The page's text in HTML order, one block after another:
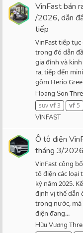
VinFast bán
/2026, dẫn
tiếp
VinFast tiếp
trong đó dẫn
gia đình và
ra, tiếp đến
gồm Herio
Hoang Son
suvvf3 vf 5
VINFAST
Ô tô điện
tháng 3/
VinFast công
tô điện các loại
kỳ năm 2025.
định vị thế dẫn
trong nước, mà
điện đang...
Hữu Vương